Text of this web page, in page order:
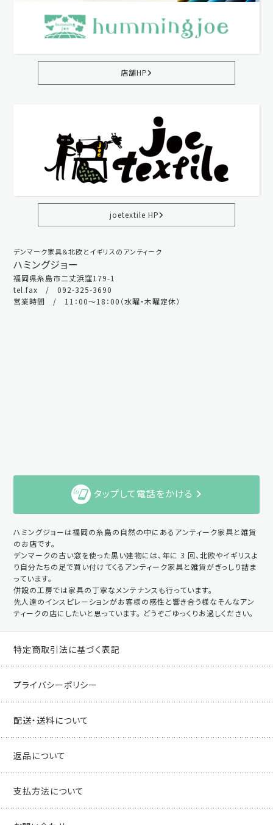
店舗HP
joetextile HP
デンマーク家具＆北欧とイギリスのアンティーク
ハミングジョー
福岡県糸島市二丈浜窪179-1
tel.fax / 092-325-3690
営業時間 / 11：00～18：00（水曜・木曜定休）
タップして電話をかける
ハミングジョーは福岡の糸島の自然の中にあるアンティーク家具と雑貨
のお店です。
デンマークの古い窓を使った黒い建物には、年に 3 回、北欧やイギリスよ
り自分たちの足で買い付けてくるアンティーク家具と雑貨がぎっしり詰ま
っています。
併設の工房では家具の丁寧なメンテナンスも行っています。
先人達のインスピレーションがお客様の感性と響き合う様なそんなアン
ティークの店にしたいと思っています。 どうぞごゆっくりお過しください。
特定商取引法に基づく表記
プライバシーポリシー
配送・送料について
返品について
支払方法について